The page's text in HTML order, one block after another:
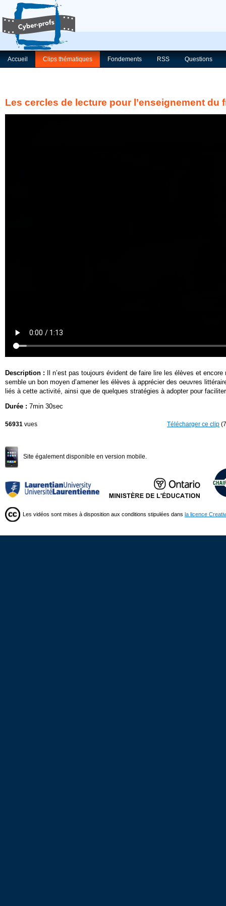
Accueil Clips thématiques Fondements RSS Questions
Les cercles de lecture pour l’enseignement du
Description : Il n’est pas toujours évident de faire lire les élèves et
semble un bon moyen d’amener les élèves à apprécier des oeuvres
liés à cette activité, ainsi que de quelques stratégies à adopter pour
Durée : 7min 30sec
56931 vues Télécharger ce clip
Site également disponible en version mobile.
Les vidéos sont mises à disposition aux conditions stipulées dans la licence